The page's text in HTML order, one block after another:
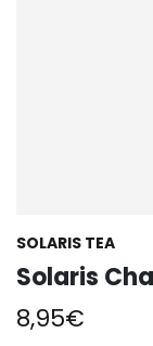
SOLARIS TEA
Solaris
8,95€